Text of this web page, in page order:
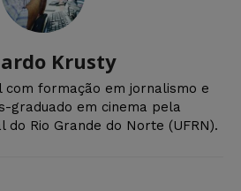
Krusty
com formação em jornalismo e
graduado em cinema pela
do Rio Grande do Norte (UFRN).